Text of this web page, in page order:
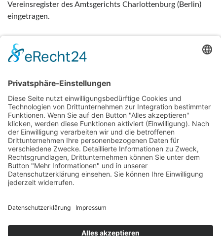
Vereinsregister des Amtsgerichts Charlottenburg (Berlin)
eingetragen.
gemeinnützigen Zwecken im Sinne der §§ 51 ff. AO. Sie
verfolgt den als besonders förderungswürdig anerkannten
berechtigt, für Mitgliedsbeiträge und Spenden steuerliche
Zuwendungsbestätigungen auszustellen.
Über Uns
wichtige Fakten